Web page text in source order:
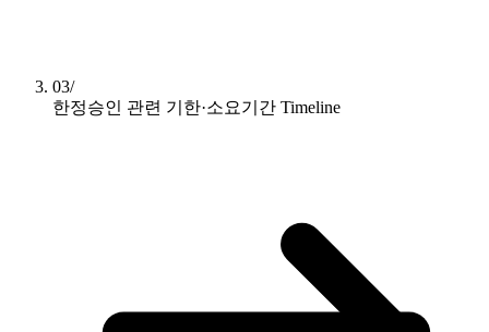
03/
한정승인 관련 기한·소요기간 Timeline